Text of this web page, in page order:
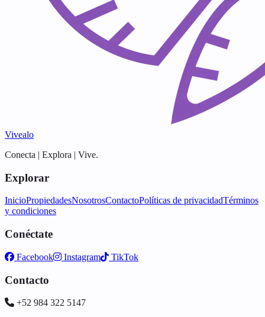
Vivealo
Conecta | Explora | Vive.
Explorar
InicioPropiedadesNosotrosContactoPolíticas de privacidadTérminos
y condiciones
Conéctate
Facebook Instagram TikTok
Contacto
+52 984 322 5147